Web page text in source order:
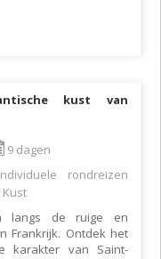
kust van
9 dagen
rondreizen
langs de ruige en
Frankrijk. Ontdek het
karakter van Saint-